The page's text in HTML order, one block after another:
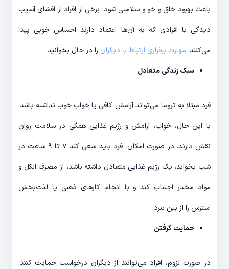
باعث بهبود خلق و خو و سلامتی شود. برخی از افراد از افشای آسیب
دیدگی با افرادی که به آن‌ها اعتماد دارند احساس خوبی پیدا
می‌کنند. مهارت برقراری ارتباط با دیگران را در حال بخوانید.
سبک زندگی متعادل
فرد مبتلا به تروما می‌تواند آرامش کافی یا خواب خوب نداشته باشد.
با این حال، خواب، آرامش و رژیم غذایی همگی در سلامت روان
نقش دارند. در صورت امکان، فرد باید سعی کند ۷ تا ۹ ساعت در
شب بخوابد، یک رژیم غذایی متعادل داشته باشد، از مصرف الکل و
مواد مخدر اجتناب کند و با انجام کارهای ذهنی یا لذت‌بخش
استرس را از بین ببرد.
حمایت گرفتن
در صورت لزوم، افراد می‌توانند از دیگران درخواست حمایت کنند.